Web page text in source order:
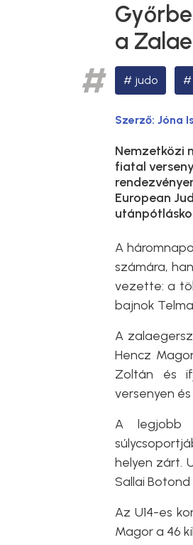
a
judo
Szerző: Jóna
Nemzetközi
fiatal
European
A
számára,
vezette: a
bajnok
A
Hencz
Zoltán és
versenyen
A legjobb
helyen zárt.
Sallai
Az U14-es
Magor a 46